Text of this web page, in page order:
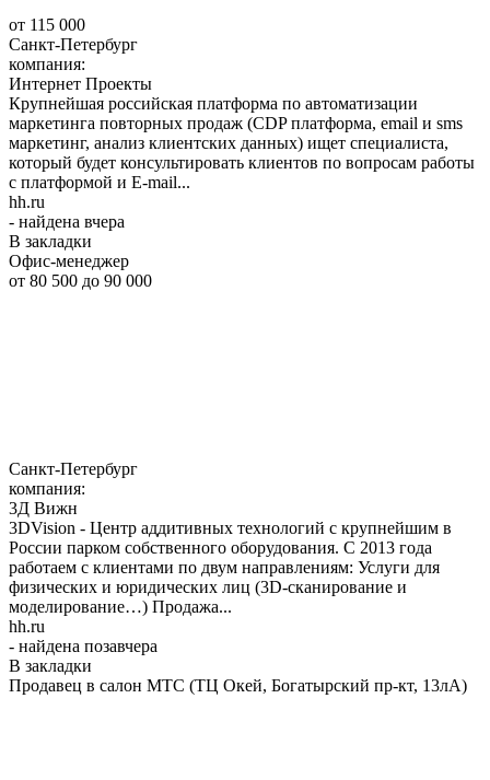
от 115 000
Санкт-Петербург
компания:
Интернет Проекты
Крупнейшая российская платформа по автоматизации
маркетинга повторных продаж (CDP платформа, email и sms
маркетинг, анализ клиентских данных) ищет специалиста,
который будет консультировать клиентов по вопросам работы
с платформой и E-mail...
hh.ru
- найдена вчера
В закладки
Офис-менеджер
от 80 500 до 90 000
Санкт-Петербург
компания:
3Д Вижн
3DVision - Центр аддитивных технологий с крупнейшим в
России парком собственного оборудования. С 2013 года
работаем с клиентами по двум направлениям: Услуги для
физических и юридических лиц (3D-сканирование и
моделирование…) Продажа...
hh.ru
- найдена позавчера
В закладки
Продавец в салон МТС (ТЦ Окей, Богатырский пр-кт, 13лА)